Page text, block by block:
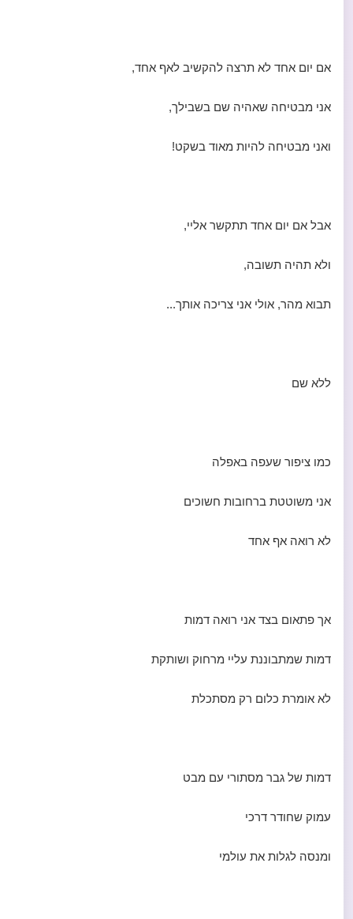
אם יום אחד לא תרצה להקשיב לאף אחד,
אני מבטיחה שאהיה שם בשבילך,
ואני מבטיחה להיות מאוד בשקט!
אבל אם יום אחד תתקשר אליי,
ולא תהיה תשובה,
תבוא מהר, אולי אני צריכה אותך...
ללא שם
כמו ציפור שעפה באפלה
אני משוטטת ברחובות חשוכים
לא רואה אף אחד
אך פתאום בצד אני רואה דמות
דמות שמתבוננת עליי מרחוק ושותקת
לא אומרת כלום רק מסתכלת
דמות של גבר מסתורי עם מבט
עמוק שחודר דרכי
ומנסה לגלות את עולמי